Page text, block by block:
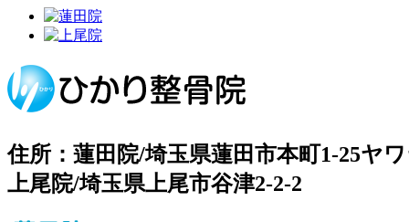
住所：蓮田院/埼玉県蓮田市本町1-25ヤ
上尾院/埼玉県上尾市谷津2-2-2